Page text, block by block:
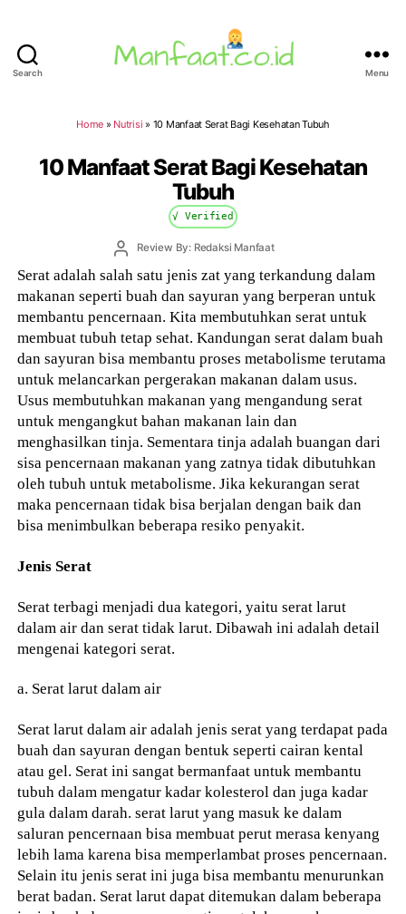
Search Menu
Home » Nutrisi » 10 Manfaat Serat Bagi Kesehatan Tubuh
10 Manfaat Serat Bagi Kesehatan
Tubuh
√ Verified
PostReview By: Redaksi Manfaat
Serat adalah salah satu jenis zat yang terkandung dalam
makanan seperti buah dan sayuran yang berperan untuk
membantu pencernaan. Kita membutuhkan serat untuk
membuat tubuh tetap sehat. Kandungan serat dalam buah
dan sayuran bisa membantu proses metabolisme terutama
untuk melancarkan pergerakan makanan dalam usus.
Usus membutuhkan makanan yang mengandung serat
untuk mengangkut bahan makanan lain dan
menghasilkan tinja. Sementara tinja adalah buangan dari
sisa pencernaan makanan yang zatnya tidak dibutuhkan
oleh tubuh untuk metabolisme. Jika kekurangan serat
maka pencernaan tidak bisa berjalan dengan baik dan
bisa menimbulkan beberapa resiko penyakit.
Jenis Serat
Serat terbagi menjadi dua kategori, yaitu serat larut
dalam air dan serat tidak larut. Dibawah ini adalah detail
mengenai kategori serat.
a. Serat larut dalam air
Serat larut dalam air adalah jenis serat yang terdapat pada
buah dan sayuran dengan bentuk seperti cairan kental
atau gel. Serat ini sangat bermanfaat untuk membantu
tubuh dalam mengatur kadar kolesterol dan juga kadar
gula dalam darah. serat larut yang masuk ke dalam
saluran pencernaan bisa membuat perut merasa kenyang
lebih lama karena bisa memperlambat proses pencernaan.
Selain itu jenis serat ini juga bisa membantu menurunkan
berat badan. Serat larut dapat ditemukan dalam beberapa